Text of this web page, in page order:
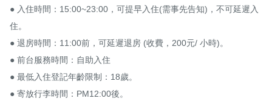
● 入住時間：15:00~23:00，可提早入住(需事先告知)，不可延遲入
住。
● 退房時間：11:00前，可延遲退房 (收費，200元/ 小時)。
● 前台服務時間：自助入住
● 最低入住登記年齡限制：18歲。
● 寄放行李時間：PM12:00後。